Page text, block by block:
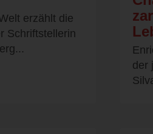
erzählt die
Schriftstellerin
der